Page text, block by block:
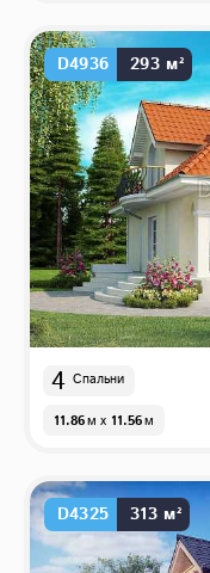
D4936 293 м²
4 Спальни
11.86м x 11.56м
D4325 313 м²